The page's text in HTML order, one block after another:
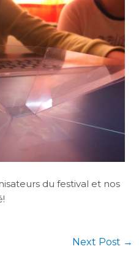
du festival et nos
Next Post →